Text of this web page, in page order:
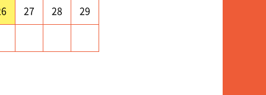
27 28 29